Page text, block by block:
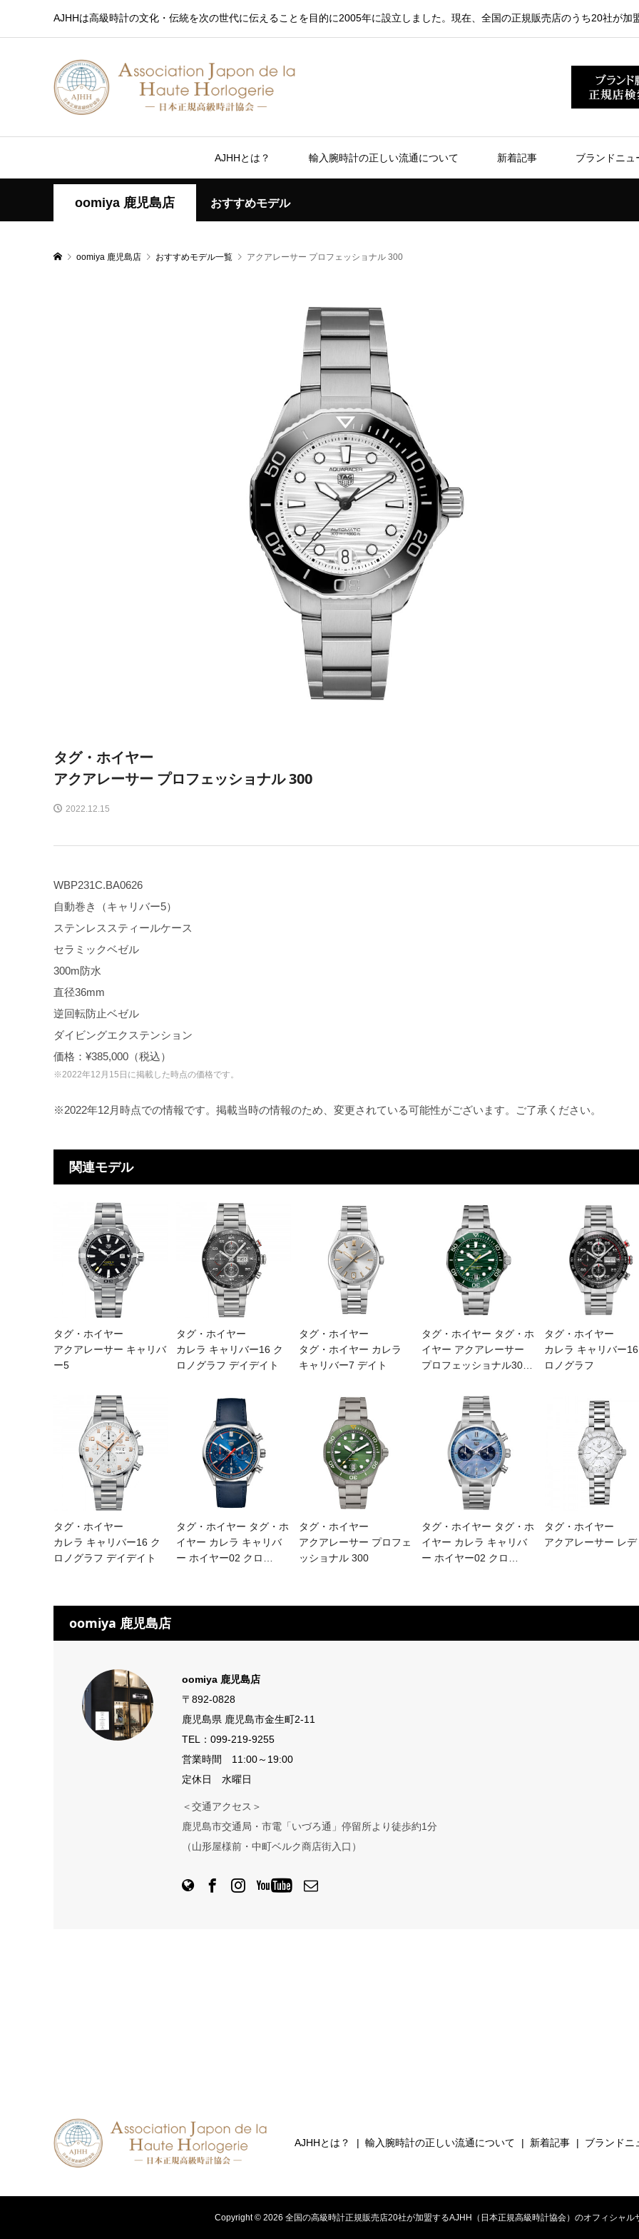
AJHHは高級時計の文化・伝統を次の世代に伝えることを目的に2005年に設立しました。現在、全国の正規販売店のうち20社が加
AJHHとは？ 輸入腕時計の正しい流通について 新着記事 ブランドニュ
oomiya 鹿児島店 おすすめモデル
oomiya 鹿児島店 おすすめモデル一覧 アクアレーサー プロフェッショナル 300
タグ・ホイヤー
アクアレーサー プロフェッショナル 300
2022.12.15
WBP231C.BA0626
自動巻き（キャリバー5）
ステンレススティールケース
セラミックベゼル
300m防水
直径36mm
逆回転防止ベゼル
ダイビングエクステンション
価格：¥385,000（税込）
※2022年12月15日に掲載した時点の価格です。
※2022年12月時点での情報です。掲載当時の情報のため、変更されている可能性がございます。ご了承ください。
関連モデル
タグ・ホイヤー
アクアレーサー キャリバ
ー5
タグ・ホイヤー
カレラ キャリバー16 ク
ロノグラフ デイデイト
タグ・ホイヤー
タグ・ホイヤー カレラ
キャリバー7 デイト
タグ・ホイヤー タグ・ホ
イヤー アクアレーサー
プロフェッショナル30…
タグ・ホイヤー
カレラ キャリバー
ロノグラフ
タグ・ホイヤー
カレラ キャリバー16 ク
ロノグラフ デイデイト
タグ・ホイヤー タグ・ホ
イヤー カレラ キャリバ
ー ホイヤー02 クロ
タグ・ホイヤー
アクアレーサー プロフェ
ッショナル 300
タグ・ホイヤー タグ・ホ
イヤー カレラ キャリバ
ー ホイヤー02 クロ
タグ・ホイヤー
アクアレーサー レデ
oomiya 鹿児島店
oomiya 鹿児島店
〒892-0828
鹿児島県 鹿児島市金生町2-11
TEL： 099-219-9255
営業時間 11:00～19:00
定休日 水曜日
＜交通アクセス＞
鹿児島市交通局・市電「いづろ通」停留所より徒歩約1分
（山形屋様前・中町ベルク商店街入口）
AJHHとは？ 輸入腕時計の正しい流通について 新着記事 ブランドニ
Copyright © 2026 全国の高級時計正規販売店20社が加盟するAJHH（日本正規高級時計協会）のオフィシャル